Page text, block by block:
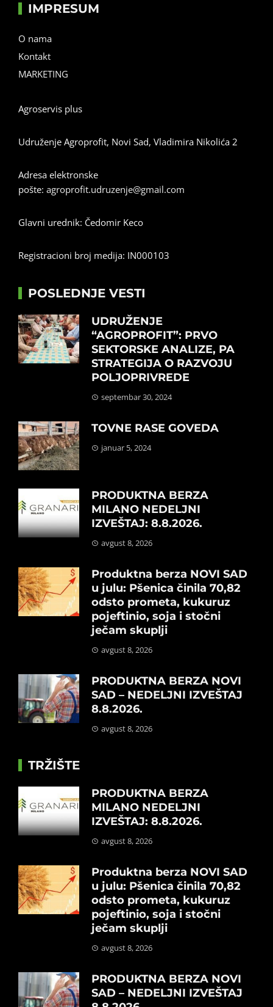
IMPRESUM
O nama
Kontakt
MARKETING
Agroservis plus
Udruženje Agroprofit, Novi Sad, Vladimira Nikolića 2
Adresa elektronske
pošte: agroprofit.udruzenje@gmail.com
Glavni urednik: Čedomir Keco
Registracioni broj medija: IN000103
POSLEDNJE VESTI
UDRUŽENJE
“AGROPROFIT”: PRVO
SEKTORSKE ANALIZE, PA
STRATEGIJA O RAZVOJU
POLJOPRIVREDE
septembar 30, 2024
TOVNE RASE GOVEDA
januar 5, 2024
PRODUKTNA BERZA
MILANO NEDELJNI
IZVEŠTAJ: 8.8.2026.
avgust 8, 2026
Produktna berza NOVI SAD
u julu: Pšenica činila 70,82
odsto prometa, kukuruz
pojeftinio, soja i stočni
ječam skuplji
avgust 8, 2026
PRODUKTNA BERZA NOVI
SAD – NEDELJNI IZVEŠTAJ
8.8.2026.
avgust 8, 2026
TRŽIŠTE
PRODUKTNA BERZA
MILANO NEDELJNI
IZVEŠTAJ: 8.8.2026.
avgust 8, 2026
Produktna berza NOVI SAD
u julu: Pšenica činila 70,82
odsto prometa, kukuruz
pojeftinio, soja i stočni
ječam skuplji
avgust 8, 2026
PRODUKTNA BERZA NOVI
SAD – NEDELJNI IZVEŠTAJ